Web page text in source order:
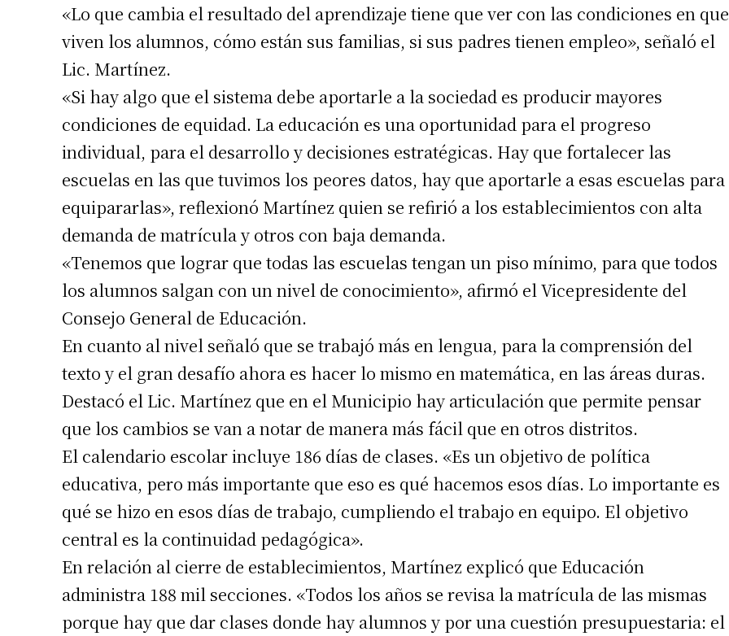
Suscribirme gratis
*Requerido
«Lo que cambia el resultado del aprendizaje tiene que ver con las condiciones en que
viven los alumnos, cómo están sus familias, si sus padres tienen empleo», señaló el
Lic. Martínez.
«Si hay algo que el sistema debe aportarle a la sociedad es producir mayores
condiciones de equidad. La educación es una oportunidad para el progreso
individual, para el desarrollo y decisiones estratégicas. Hay que fortalecer las
escuelas en las que tuvimos los peores datos, hay que aportarle a esas escuelas para
equipararlas», reflexionó Martínez quien se refirió a los establecimientos con alta
demanda de matrícula y otros con baja demanda.
«Tenemos que lograr que todas las escuelas tengan un piso mínimo, para que todos
los alumnos salgan con un nivel de conocimiento», afirmó el Vicepresidente del
Consejo General de Educación.
En cuanto al nivel señaló que se trabajó más en lengua, para la comprensión del
texto y el gran desafío ahora es hacer lo mismo en matemática, en las áreas duras.
Destacó el Lic. Martínez que en el Municipio hay articulación que permite pensar
que los cambios se van a notar de manera más fácil que en otros distritos.
El calendario escolar incluye 186 días de clases. «Es un objetivo de política
educativa, pero más importante que eso es qué hacemos esos días. Lo importante es
qué se hizo en esos días de trabajo, cumpliendo el trabajo en equipo. El objetivo
central es la continuidad pedagógica».
En relación al cierre de establecimientos, Martínez explicó que Educación
administra 188 mil secciones. «Todos los años se revisa la matrícula de las mismas
porque hay que dar clases donde hay alumnos y por una cuestión presupuestaria: el